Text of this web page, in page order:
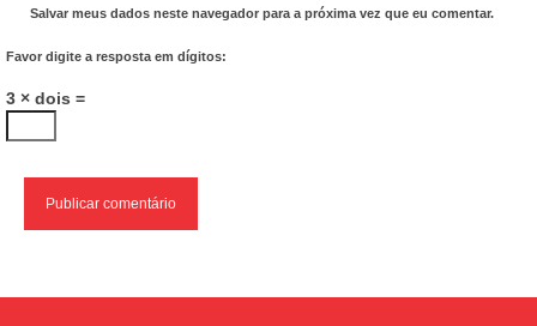
Salvar meus dados neste navegador para a próxima vez que eu comentar.
Favor digite a resposta em dígitos:
3 × dois =